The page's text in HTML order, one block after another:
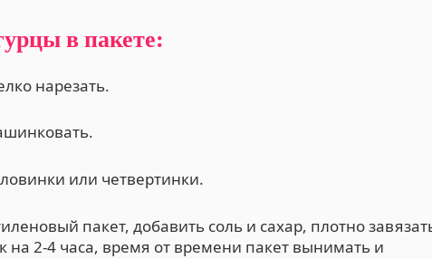
в пакете:
нарезать.
или четвертинки.
пакет, добавить соль и сахар, плотно
на 2-4 часа, время от времени пакет вынимать и